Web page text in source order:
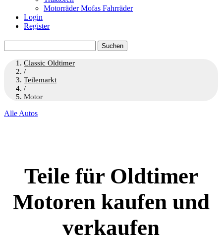
Motorräder Mofas Fahrräder
Login
Register
nach:
Classic Oldtimer
/
Teilemarkt
/
Motor
Alle Autos
Teile für Oldtimer
Motoren kaufen und
verkaufen